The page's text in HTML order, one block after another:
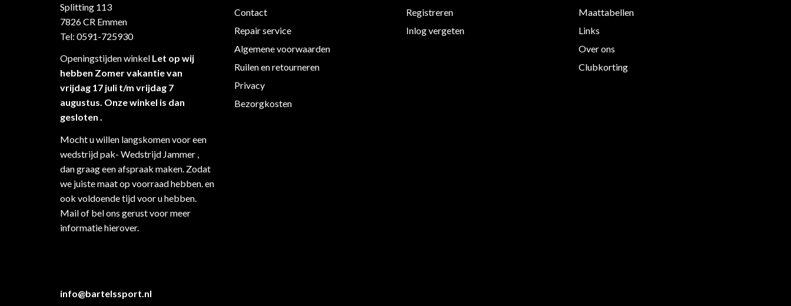
Splitting 113
7826 CR Emmen
Tel: 0591-725930
Openingstijden winkel Let op wij
hebben Zomer vakantie van
vrijdag 17 juli t/m vrijdag 7
augustus. Onze winkel is dan
gesloten .
Mocht u willen langskomen voor een
wedstrijd pak- Wedstrijd Jammer ,
dan graag een afspraak maken. Zodat
we juiste maat op voorraad hebben. en
ook voldoende tijd voor u hebben.
Mail of bel ons gerust voor meer
informatie hierover.
info@bartelssport.nl
Contact
Repair service
Algemene voorwaarden
Ruilen en retourneren
Privacy
Bezorgkosten
Registreren
Inlog vergeten
Maattabellen
Links
Over ons
Clubkorting